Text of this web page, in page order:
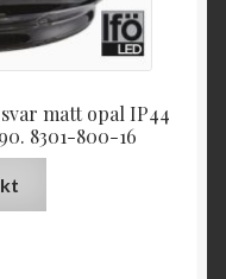
matt opal IP44
8301-800-16